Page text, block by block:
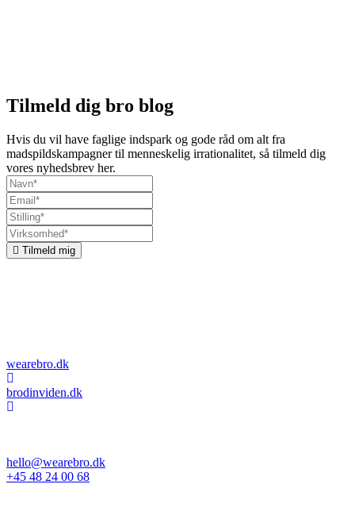
Tilmeld dig bro blog
Hvis du vil have faglige indspark og gode råd om alt fra
madspildskampagner til menneskelig irrationalitet, så tilmeld dig
vores nyhedsbrev her.
Tilmeld mig
wearebro.dk
brodinviden.dk
hello@wearebro.dk
+45 48 24 00 68